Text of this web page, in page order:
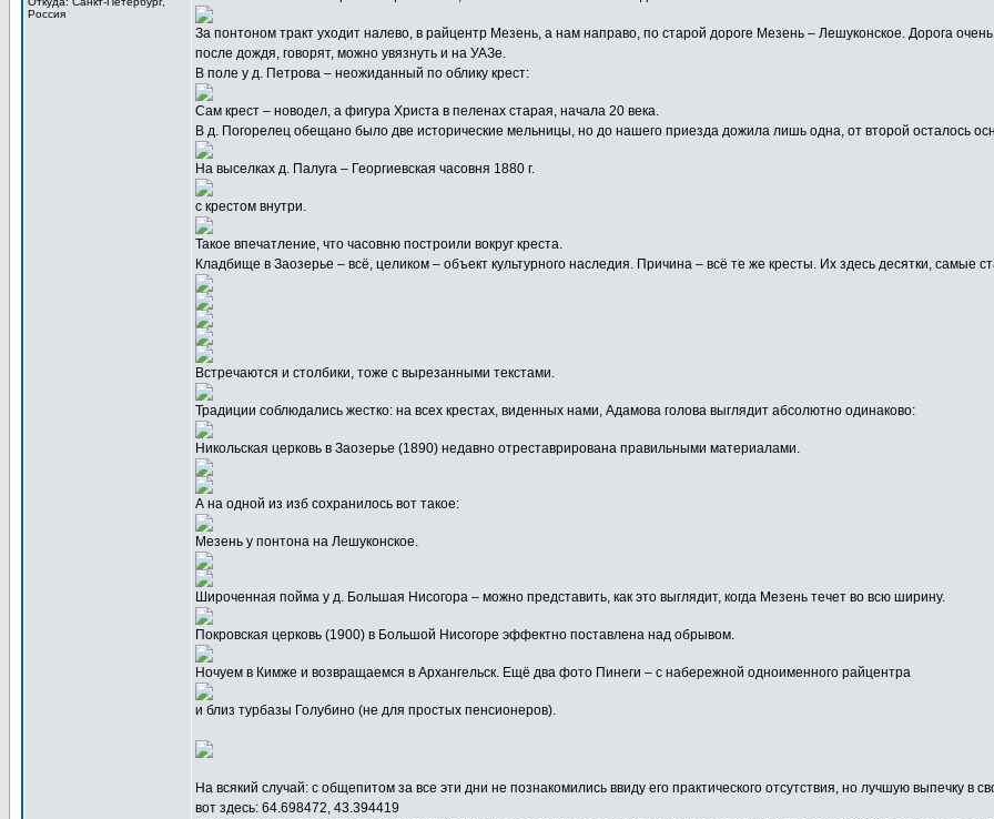
Россия
За понтоном тракт уходит налево, в райцентр Мезень, а нам направо, по старой дороге Мезень – Лешуконское. Дорога
после дождя, говорят, можно увязнуть и на УАЗе.
В поле у д. Петрова – неожиданный по облику крест:
Сам крест – новодел, а фигура Христа в пеленах старая, начала 20 века.
В д. Погорелец обещано было две исторические мельницы, но до нашего приезда дожила лишь одна, от второй осталось
На выселках д. Палуга – Георгиевская часовня 1880 г.
с крестом внутри.
Такое впечатление, что часовню построили вокруг креста.
Кладбище в Заозерье – всё, целиком – объект культурного наследия. Причина – всё те же кресты. Их здесь десятки, самые
Встречаются и столбики, тоже с вырезанными текстами.
Традиции соблюдались жестко: на всех крестах, виденных нами, Адамова голова выглядит абсолютно одинаково:
Никольская церковь в Заозерье (1890) недавно отреставрирована правильными материалами.
А на одной из изб сохранилось вот такое:
Мезень у понтона на Лешуконское.
Широченная пойма у д. Большая Нисогора – можно представить, как это выглядит, когда Мезень течет во всю ширину.
Покровская церковь (1900) в Большой Нисогоре эффектно поставлена над обрывом.
Ночуем в Кимже и возвращаемся в Архангельск. Ещё два фото Пинеги – с набережной одноименного райцентра
и близ турбазы Голубино (не для простых пенсионеров).
На всякий случай: с общепитом за все эти дни не познакомились ввиду его практического отсутствия, но лучшую выпечку
вот здесь: 64.698472, 43.394419